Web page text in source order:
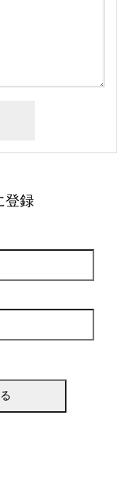
登録